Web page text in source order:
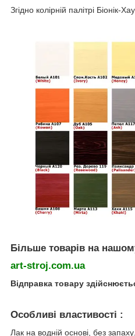
Згідно колірній палітрі Біонік-
Більше товарів на
art-stroj.com.ua
Відправка товару
Особливі властивості :
Лак на водній основі, без